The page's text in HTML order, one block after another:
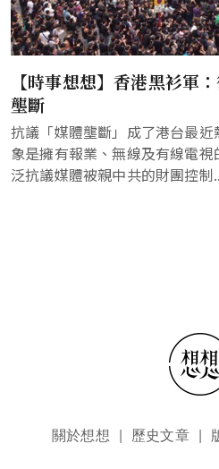
【時事想想】香港黑衫軍
壟斷
抗議「媒體壟斷」成了港台最
象是擁有報業、無線及有線電
泛抗議媒體被親中共的財團控制
頁尾選單關於想想 歷史文章